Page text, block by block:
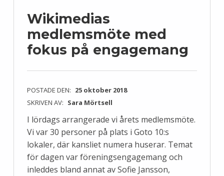
Wikimedias
medlemsmöte med
fokus på engagemang
POSTADE DEN: 25 oktober 2018
SKRIVEN AV: Sara Mörtsell
I lördags arrangerade vi årets medlemsmöte.
Vi var 30 personer på plats i Goto 10:s
lokaler, där kansliet numera huserar. Temat
för dagen var föreningsengagemang och
inleddes bland annat av Sofie Jansson,